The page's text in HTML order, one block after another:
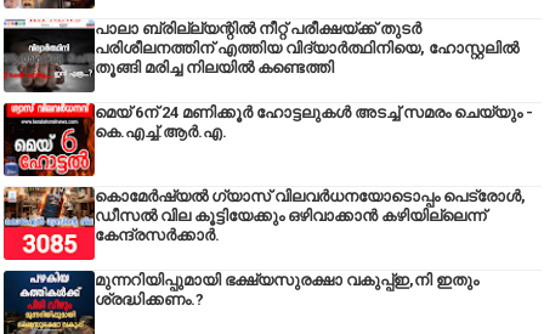
പാലാ ബ്രില്ല്യന്റിൽ നീറ്റ് പരീക്ഷയ്ക്ക് തുടർ
പരിശീലനത്തിന് എത്തിയ വിദ്യാർത്ഥിനിയെ, ഹോസ്റ്റലിൽ
തൂങ്ങി മരിച്ച നിലയിൽ കണ്ടെത്തി
മെയ് 6ന് 24 മണിക്കൂർ ഹോട്ടലുകൾ അടച്ച് സമരം ചെയ്യും -
കെ.എച്ച്.ആർ.എ.
കൊമേർഷ്യൽ ഗ്യാസ് വിലവർധനയോടൊപ്പം പെട്രോൾ,
ഡീസല്‍ വില കൂട്ടിയേക്കും ഒഴിവാക്കാന്‍ കഴിയില്ലെന്ന്
കേന്ദ്രസര്‍ക്കാര്‍.
മുന്നറിയിപ്പുമായി ഭക്ഷ്യസുരക്ഷാ വകുപ്പ്ഇ,നി ഇതും
ശ്രദ്ധിക്കണം.?